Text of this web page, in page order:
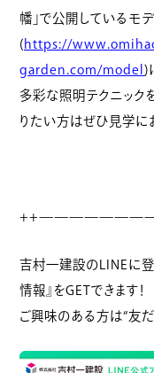
幡」で公開しているモ
( https://
garden.com/model)
多彩な照明テクニック
りたい方はぜひ見学に
吉村一建設のLINEに登
情報』をGETできます！
ご興味のある方は“友